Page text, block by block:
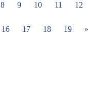
8 9 10 11 12
16 17 18 19 »